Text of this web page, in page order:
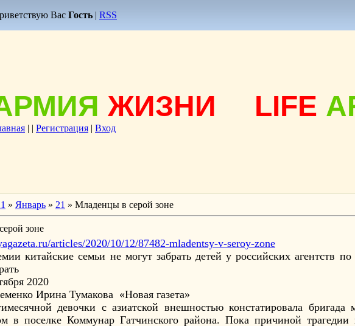
Вас Гость | RSS
ЖИЗНИ LIFE
| | Регистрация | Вход
» Январь » 21 » Младенцы в серой зоне
зоне
articles/2020/10/12/87482-mladentsy-v-seroy-zone
китайские семьи не могут забрать детей у российских агентств
2020
Ирина Тумакова «Новая газета»
девочки с азиатской внешностью констатировала
в поселке Коммунар Гатчинского района. Пока причиной